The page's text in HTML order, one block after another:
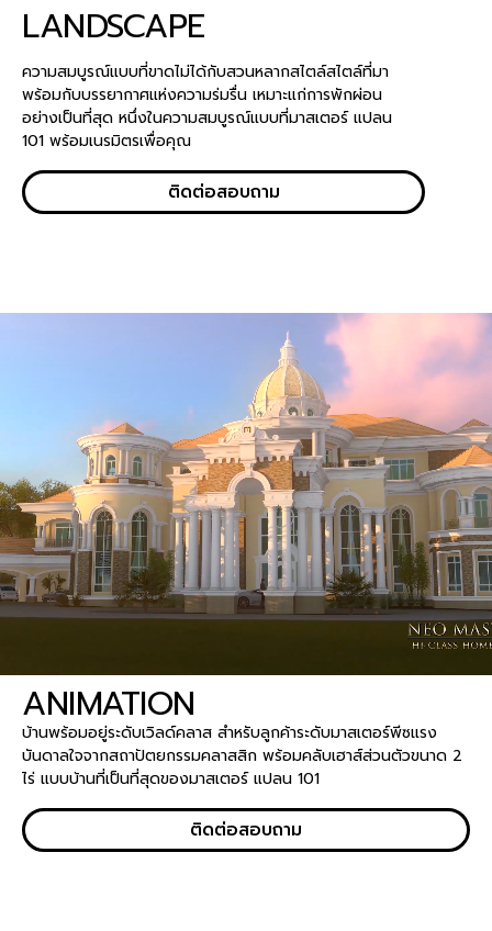
LANDSCAPE
ความสมบูรณ์แบบที่ขาดไม่ได้กับสวนหลากสไตล์สไตล์ที่มา
พร้อมกับบรรยากาศแห่งความร่มรื่น เหมาะแก่การพักผ่อน
อย่างเป็นที่สุด หนึ่งในความสมบูรณ์แบบที่มาสเตอร์ แปลน
101 พร้อมเนรมิตรเพื่อคุณ
ติดต่อสอบถาม
ANIMATION
บ้านพร้อมอยู่ระดับเวิลด์คลาส สำหรับลูกค้าระดับมาสเตอร์พีซแรง
บันดาลใจจากสถาปัตยกรรมคลาสสิก พร้อมคลับเฮาส์ส่วนตัวขนาด 2
ไร่ แบบบ้านที่เป็นที่สุดของมาสเตอร์ แปลน 101
ติดต่อสอบถาม